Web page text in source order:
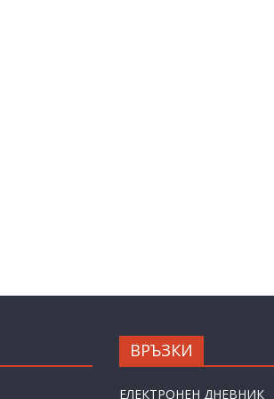
ВРЪЗКИ
ЕЛЕКТРОНЕН ДНЕВНИК